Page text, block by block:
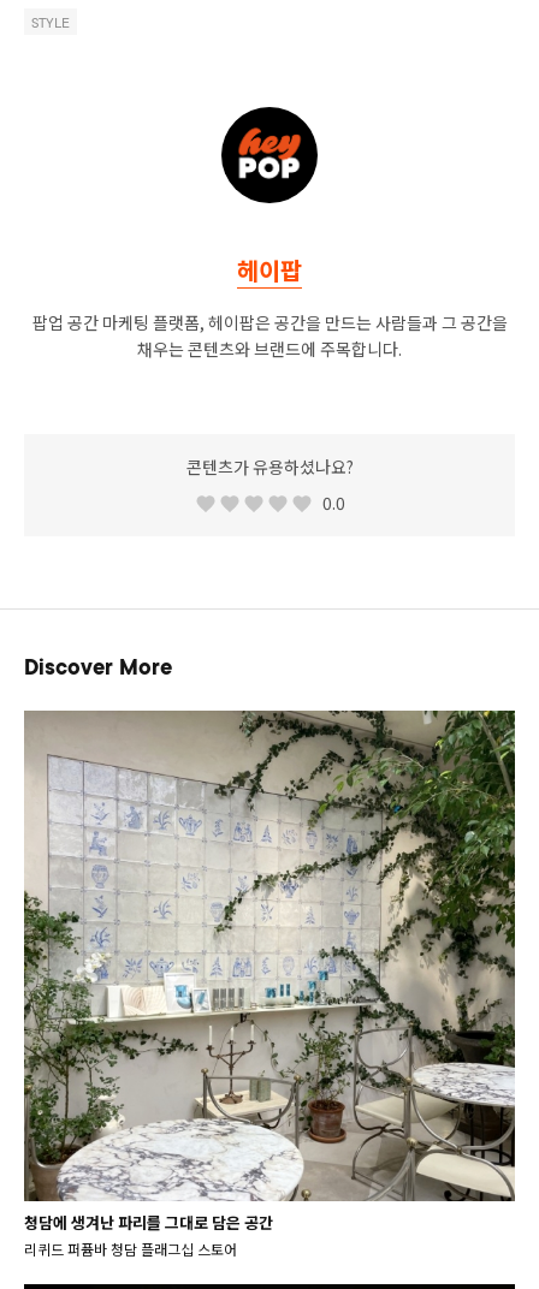
STYLE
헤이팝
팝업 공간 마케팅 플랫폼, 헤이팝은 공간을 만드는 사람들과 그 공간을
채우는 콘텐츠와 브랜드에 주목합니다.
콘텐츠가 유용하셨나요?
0.0
Discover More
청담에 생겨난 파리를 그대로 담은 공간
리퀴드 퍼퓸바 청담 플래그십 스토어